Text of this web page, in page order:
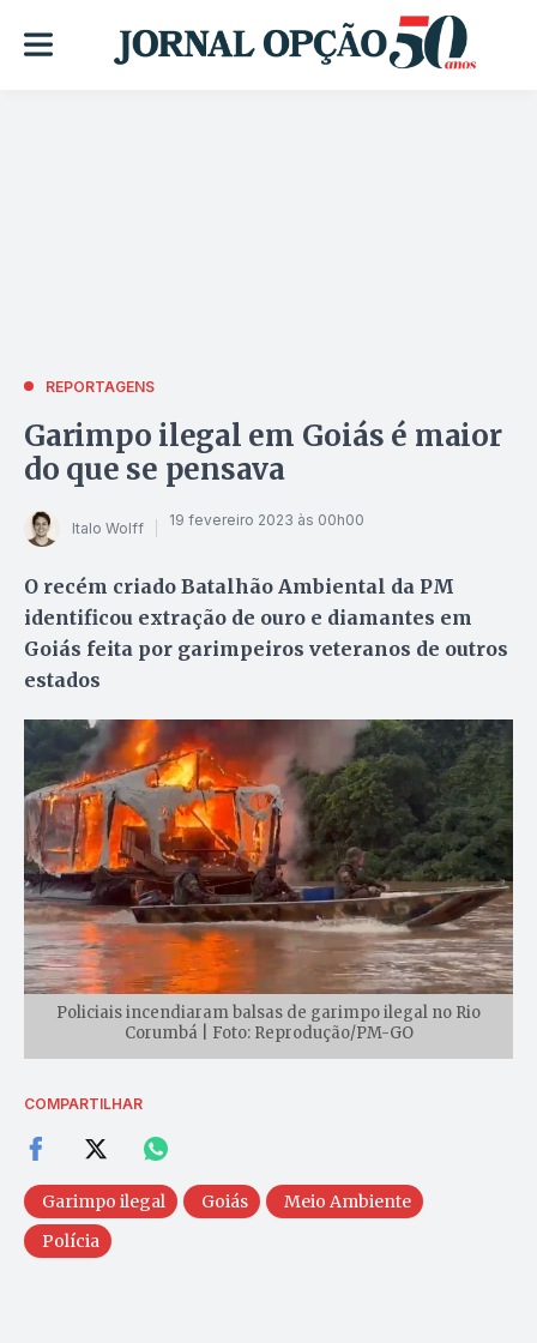
REPORTAGENS
Garimpo ilegal em Goiás é maior
do que se pensava
Italo Wolff 19 fevereiro 2023 às 00h00
O recém criado Batalhão Ambiental da PM
identificou extração de ouro e diamantes em
Goiás feita por garimpeiros veteranos de outros
estados
Policiais incendiaram balsas de garimpo ilegal no Rio
Corumbá | Foto: Reprodução/PM-GO
COMPARTILHAR
Garimpo ilegal Goiás
Meio Ambiente
Polícia